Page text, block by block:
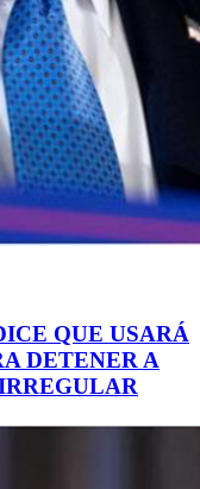
QUE USARÁ
DETENER A